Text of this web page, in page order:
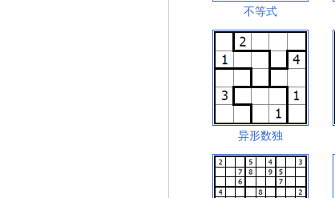
不等式
异形数独